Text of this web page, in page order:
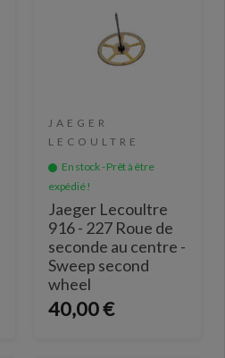
JAEGER
LECOULTRE
En stock - Prêt à être
expédié !
Jaeger Lecoultre
916 - 227 Roue de
seconde au centre -
Sweep second
wheel
40,00 €